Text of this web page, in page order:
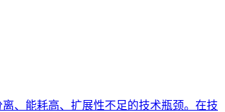
、能耗高、扩展性不足的技术瓶颈。在技